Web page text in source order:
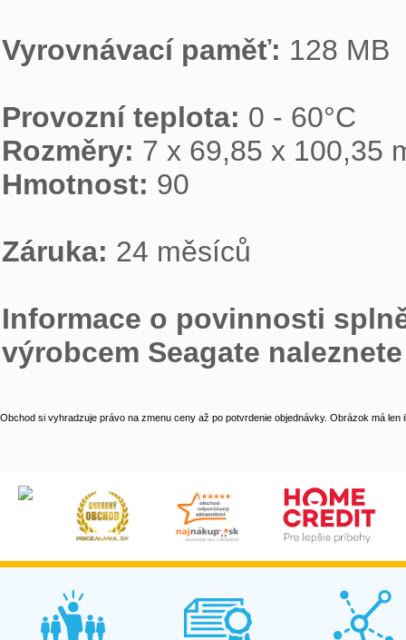
Vyrovnávací paměť: 128 MB
Provozní teplota:
Rozměry:
Hmotnost: 90
Záruka: 24 měsíců
Informace o povinnosti
výrobcem Seagate
Obchod si vyhradzuje právo na zmenu ceny až po potvrdenie objednávky. Obrázok má len